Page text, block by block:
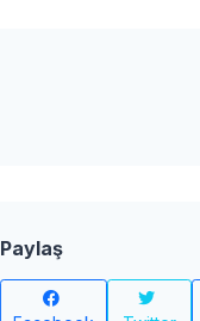
Paylaş